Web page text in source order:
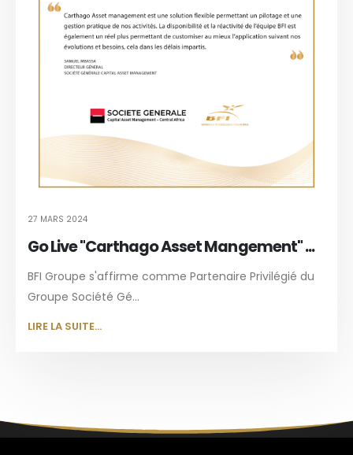
27 MARS 2024
Go Live "Carthago Asset Mangement" ...
BFI Groupe s'affirme comme Partenaire Privilégié du
Groupe Société Gé...
LIRE LA SUITE...